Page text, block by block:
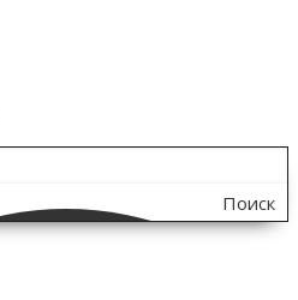
Поиск
по